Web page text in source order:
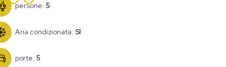
persone: 5
Aria condizionata: SI
porte: 5